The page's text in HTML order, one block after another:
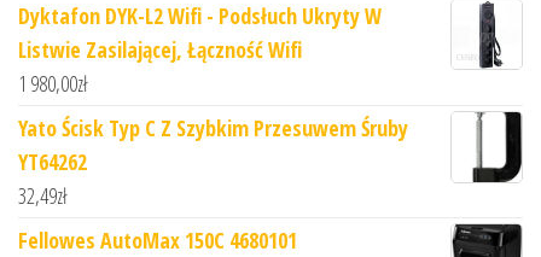
Dyktafon DYK-L2 Wifi - Podsłuch Ukryty W
Listwie Zasilającej, Łączność Wifi
1 980,00zł
Yato Ścisk Typ C Z Szybkim Przesuwem Śruby
YT64262
32,49zł
Fellowes AutoMax 150C 4680101